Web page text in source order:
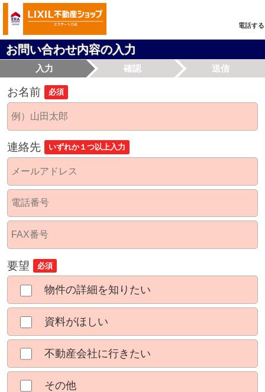
電話する
お問い合わせ内容の入力
入力 確認 送信
お名前 必須
連絡先 いずれか１つ以上入力
要望 必須
物件の詳細を知りたい
資料がほしい
不動産会社に行きたい
その他